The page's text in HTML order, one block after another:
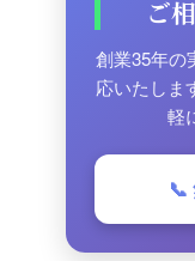
ご
創業35年の
応いたしま
軽
📞